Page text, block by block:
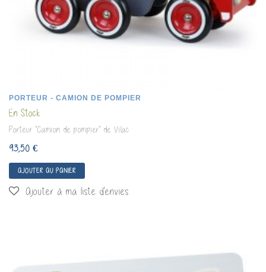
PORTEUR - CAMION DE POMPIER
En Stock
Porteur "Camion de pompier" de Vilac
93,50 €
AJOUTER AU PANIER
Ajouter à ma liste d'envies